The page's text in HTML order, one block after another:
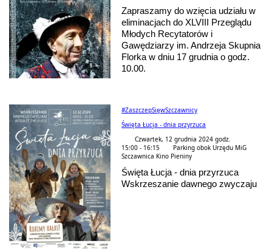
Zapraszamy do wzięcia udziału w
eliminacjach do XLVIII Przeglądu
Młodych Recytatorów i
Gawędziarzy im. Andrzeja Skupnia
Florka w dniu 17 grudnia o godz.
10.00.
#ZaszczepSięwSzczawnicy
Święta Łucja - dnia przyrzuca
Czwartek, 12 grudnia 2024 godz.
15:00 - 16:15
Parking obok Urzędu MiG
Szczawnica Kino Pieniny
Święta Łucja - dnia przyrzuca
Wskrzeszanie dawnego zwyczaju